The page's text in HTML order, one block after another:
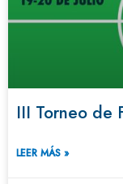
III Torneo de
LEER MÁS »